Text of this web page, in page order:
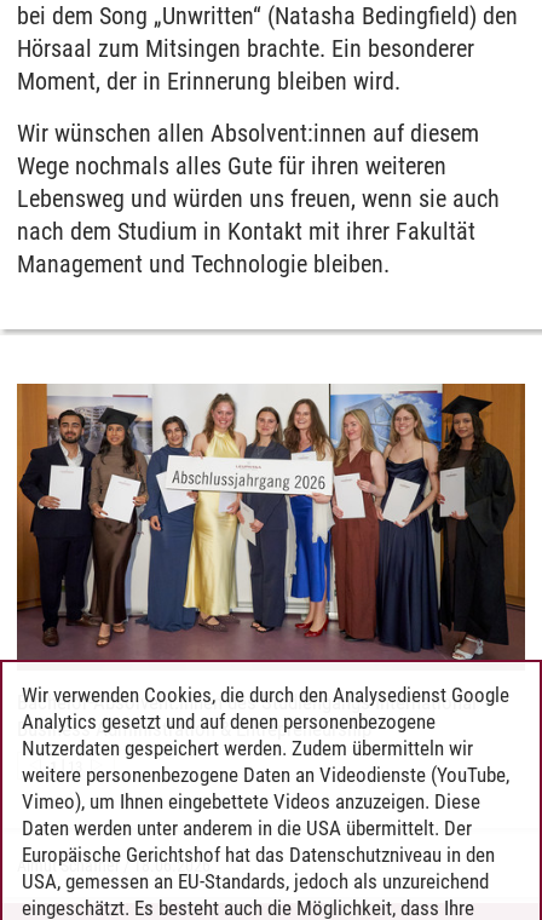
bei dem Song „Unwritten“ (Natasha Bedingfield) den
Hörsaal zum Mitsingen brachte. Ein besonderer
Moment, der in Erinnerung bleiben wird.
Wir wünschen allen Absolvent:innen auf diesem
Wege nochmals alles Gute für ihren weiteren
Lebensweg und würden uns freuen, wenn sie auch
nach dem Studium in Kontakt mit ihrer Fakultät
Management und Technologie bleiben.
Bachelor-Absolvent:innen des Studiengangs International
Business Administration & Entrepreneurship
1 | 13
Almut Schafner /18.06.2026
Wir verwenden Cookies, die durch den Analysedienst Google
Analytics gesetzt und auf denen personenbezogene
Nutzerdaten gespeichert werden. Zudem übermitteln wir
weitere personenbezogene Daten an Videodienste (YouTube,
Vimeo), um Ihnen eingebettete Videos anzuzeigen. Diese
Daten werden unter anderem in die USA übermittelt. Der
Europäische Gerichtshof hat das Datenschutzniveau in den
USA, gemessen an EU-Standards, jedoch als unzureichend
eingeschätzt. Es besteht auch die Möglichkeit, dass Ihre